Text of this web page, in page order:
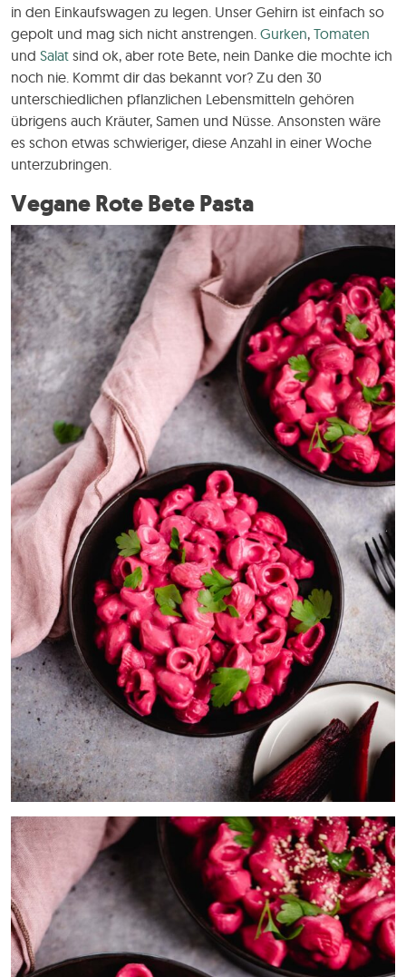
in den Einkaufswagen zu legen. Unser Gehirn ist einfach so
gepolt und mag sich nicht anstrengen. Gurken, Tomaten
und Salat sind ok, aber rote Bete, nein Danke die mochte ich
noch nie. Kommt dir das bekannt vor? Zu den 30
unterschiedlichen pflanzlichen Lebensmitteln gehören
übrigens auch Kräuter, Samen und Nüsse. Ansonsten wäre
es schon etwas schwieriger, diese Anzahl in einer Woche
unterzubringen.
Vegane Rote Bete Pasta